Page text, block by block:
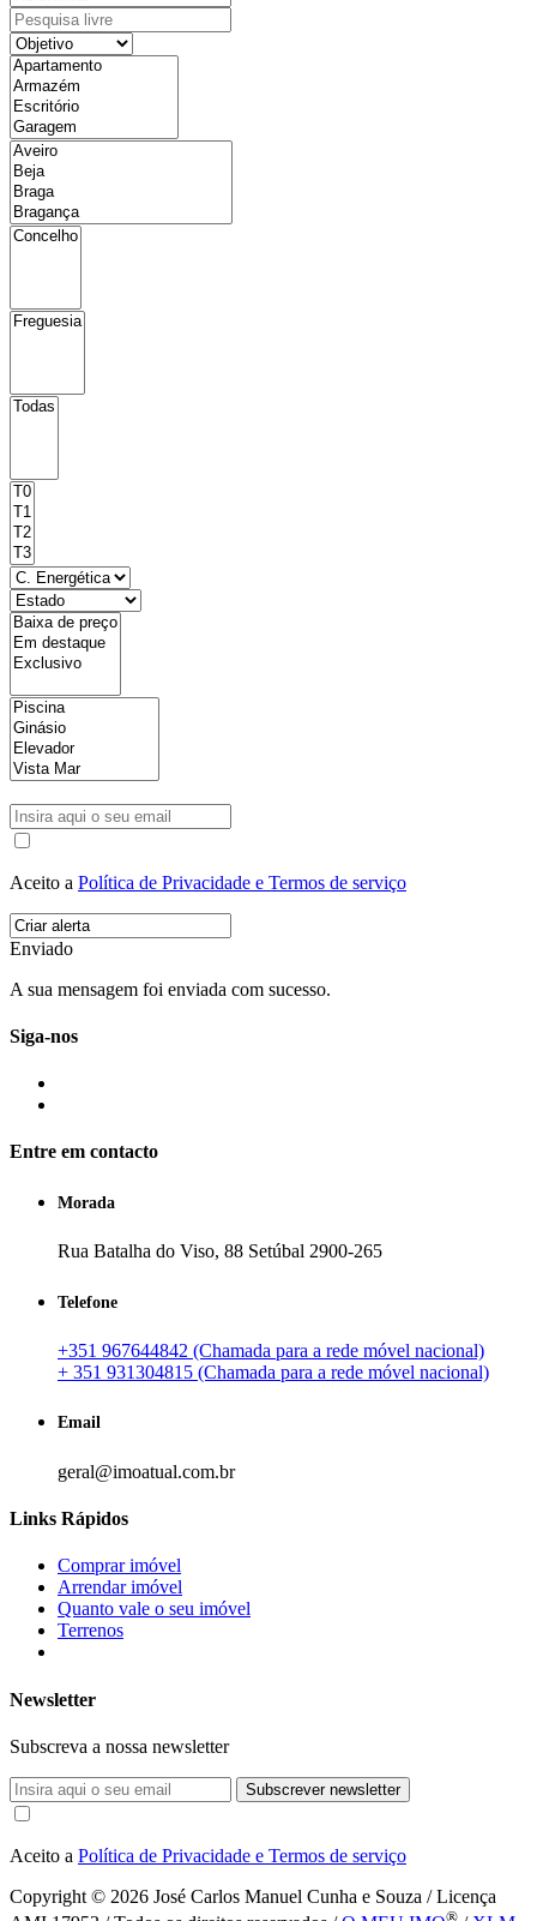
Aceito a Política de Privacidade e Termos de serviço
Enviado
A sua mensagem foi enviada com sucesso.
Siga-nos
Entre em contacto
Morada
Rua Batalha do Viso, 88 Setúbal 2900-265
Telefone
+351 967644842 (Chamada para a rede móvel nacional)
+ 351 931304815 (Chamada para a rede móvel nacional)
Email
geral@imoatual.com.br
Links Rápidos
Comprar imóvel
Arrendar imóvel
Quanto vale o seu imóvel
Terrenos
Newsletter
Subscreva a nossa newsletter
Subscrever newsletter
Aceito a Política de Privacidade e Termos de serviço
Copyright © 2026 José Carlos Manuel Cunha e Souza / Licença
®